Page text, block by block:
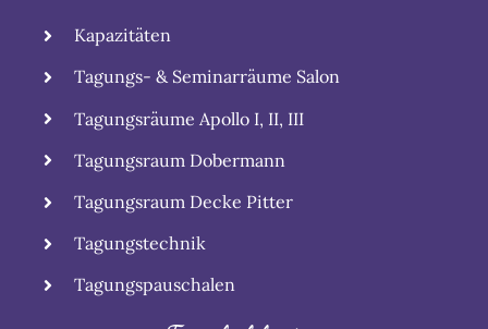
Kapazitäten
Tagungs- & Seminarräume Salon
Tagungsräume Apollo I, II, III
Tagungsraum Dobermann
Tagungsraum Decke Pitter
Tagungstechnik
Tagungspauschalen